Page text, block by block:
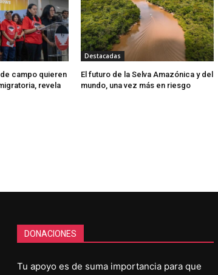
campo quieren
revela
Destacadas
El futuro de la Selva Amazónica y del
mundo, una vez más en riesgo
DONACIONES
Tu apoyo es de suma importancia para que